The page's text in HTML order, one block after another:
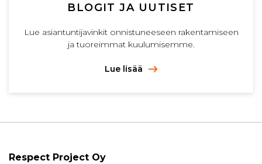
BLOGIT JA UUTISET
Lue asiantuntijavinkit onnistuneeseen rakentamiseen
ja tuoreimmat kuulumisemme.
Lue lisää
Respect Project Oy